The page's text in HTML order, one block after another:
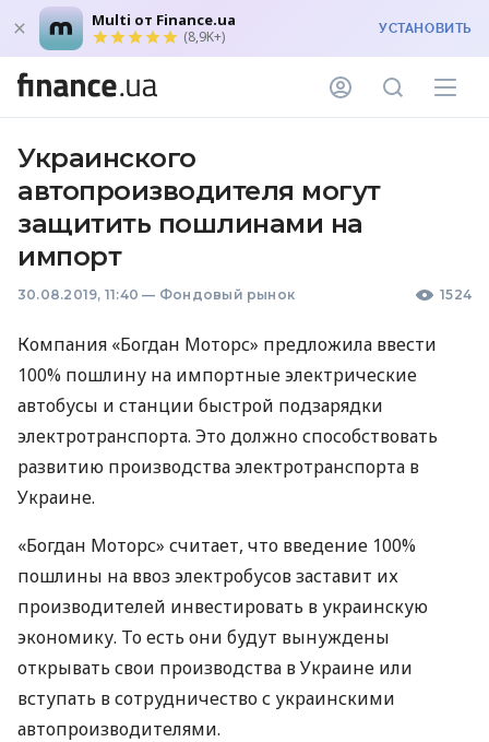
Multi от Finance.ua
(8,9K+) УСТАНОВИТЬ
Украинского
автопроизводителя могут
защитить пошлинами на
импорт
30.08.2019, 11:40 — Фондовый рынок 1524
Компания «Богдан Моторс» предложила ввести
100% пошлину на импортные электрические
автобусы и станции быстрой подзарядки
электротранспорта. Это должно способствовать
развитию производства электротранспорта в
Украине.
«Богдан Моторс» считает, что введение 100%
пошлины на ввоз электробусов заставит их
производителей инвестировать в украинскую
экономику. То есть они будут вынуждены
открывать свои производства в Украине или
вступать в сотрудничество с украинскими
автопроизводителями.